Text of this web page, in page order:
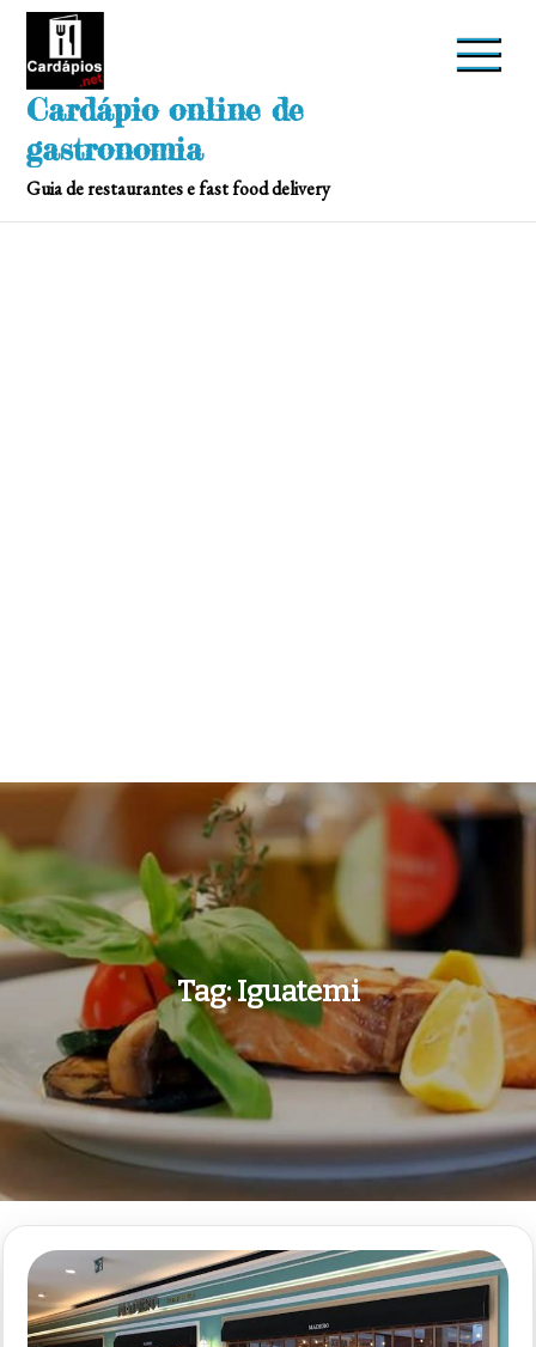
Skip
Cardápio online de
gastronomia
Guia de restaurantes e fast food delivery
Tag:Iguatemi